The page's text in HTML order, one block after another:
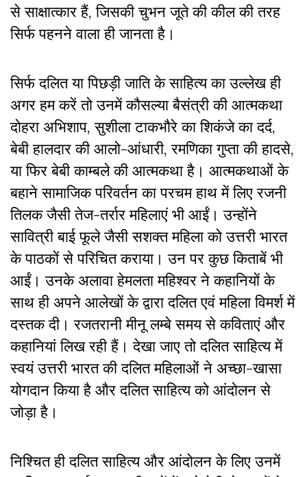
से साक्षात्कार हैं, जिसकी चुभन जूते की कील की तरह
सिर्फ पहनने वाला ही जानता है।
सिर्फ दलित या पिछड़ी जाति के साहित्य का उल्लेख ही
अगर हम करें तो उनमें कौसल्या बैसंत्री की आत्मकथा
दोहरा अभिशाप, सुशीला टाकभौरे का शिकंजे का दर्द,
बेबी हालदार की आलो-आंधारी, रमणिका गुप्ता की हादसे,
या फिर बेबी काम्बले की आत्मकथा है। आत्मकथाओं के
बहाने सामाजिक परिवर्तन का परचम हाथ में लिए रजनी
तिलक जैसी तेज-तर्रार महिलाएं भी आईं। उन्होंने
सावित्री बाई फूले जैसी सशक्त महिला को उत्तरी भारत
के पाठकों से परिचित कराया। उन पर कुछ किताबें भी
आईं। उनके अलावा हेमलता महिश्वर ने कहानियों के
साथ ही अपने आलेखों के द्वारा दलित एवं महिला विमर्श में
दस्तक दी। रजतरानी मीनू लम्बे समय से कविताएं और
कहानियां लिख रही हैं। देखा जाए तो दलित साहित्य में
स्वयं उत्तरी भारत की दलित महिलाओं ने अच्छा-खासा
योगदान किया है और दलित साहित्य को आंदोलन से
जोड़ा है।
निश्चित ही दलित साहित्य और आंदोलन के लिए उनमें